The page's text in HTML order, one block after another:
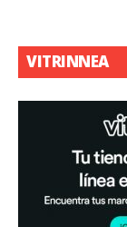
VITRINNEA